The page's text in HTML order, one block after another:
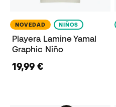
NOVEDAD NIÑOS
Playera Lamine Yamal
Graphic Niño
19,99 €